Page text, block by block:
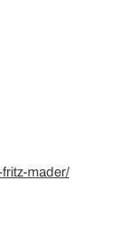
mader/